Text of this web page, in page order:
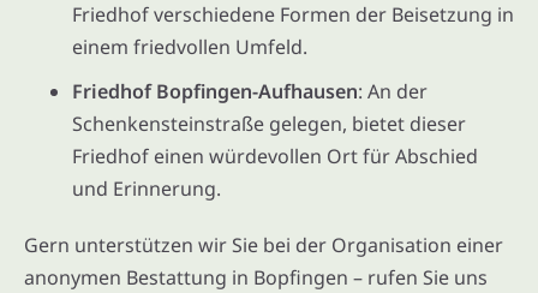
Friedhof verschiedene Formen der Beisetzung in
einem friedvollen Umfeld.
Friedhof Bopfingen-Aufhausen: An der
Schenkensteinstraße gelegen, bietet dieser
Friedhof einen würdevollen Ort für Abschied
und Erinnerung.
Gern unterstützen wir Sie bei der Organisation einer
anonymen Bestattung in Bopfingen – rufen Sie uns